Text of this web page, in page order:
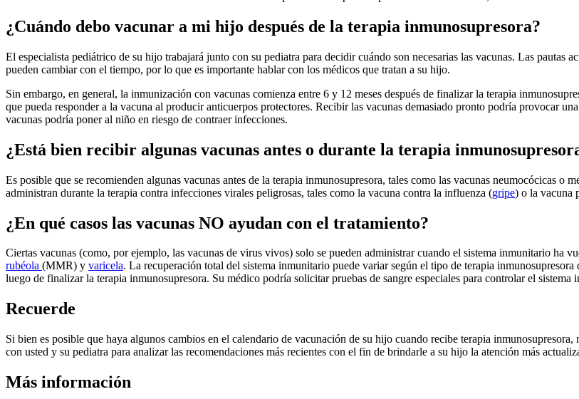
¿Cuándo debo vacunar a mi hijo después de la terapia inmunosupresora?
El especialista pediátrico de su hijo trabajará junto con su pediatra para decidir cuándo son necesarias las vacunas. Las pautas
pueden cambiar con el tiempo, por lo que es importante hablar con los médicos que tratan a su hijo.
Sin embargo, en general, la inmunización con vacunas comienza entre 6 y 12 meses después de finalizar la terapia
que pueda responder a la vacuna al producir anticuerpos protectores. Recibir las vacunas demasiado pronto podría provocar
vacunas podría poner al niño en riesgo de contraer infecciones.
¿Está bien recibir algunas vacunas antes o durante la terapia
Es posible que se recomienden algunas vacunas antes de la terapia inmunosupresora, tales como las vacunas neumocócicas o
administran durante la terapia contra infecciones virales peligrosas, tales como la vacuna contra la influenza (gripe) o la vacuna
¿En qué casos las vacunas NO ayudan con el tratamiento?
Ciertas vacunas (como, por ejemplo, las vacunas de virus vivos) solo se pueden administrar cuando el sistema inmunitario ha
rubéola (MMR) y varicela. La recuperación total del sistema inmunitario puede variar según el tipo de terapia
luego de finalizar la terapia inmunosupresora. Su médico podría solicitar pruebas de sangre especiales para controlar el
Recuerde
Si bien es posible que haya algunos cambios en el calendario de vacunación de su hijo cuando recibe terapia
con usted y su pediatra para analizar las recomendaciones más recientes con el fin de brindarle a su hijo la atención más
Más información